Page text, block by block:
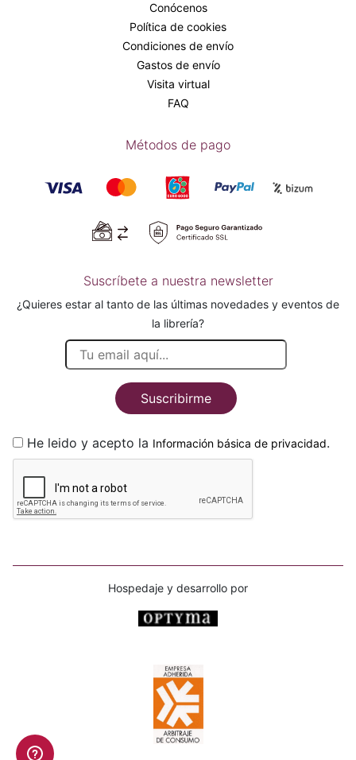
Conócenos
Política de cookies
Condiciones de envío
Gastos de envío
Visita virtual
FAQ
Métodos de pago
Suscríbete a nuestra newsletter
¿Quieres estar al tanto de las últimas novedades y eventos de
la librería?
Suscribirme
He leido y acepto la Información básica de privacidad.
Hospedaje y desarrollo por